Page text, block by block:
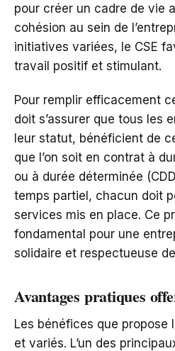
pour créer un cadre de vie
cohésion au sein de
initiatives variées, le CSE
travail positif et stimulant.
Pour remplir efficacement
doit s’assurer que tous les
leur statut, bénéficient de
que l’on soit en contrat à
ou à durée déterminée
temps partiel, chacun doit
services mis en place. Ce
fondamental pour une
solidaire et respectueuse
Avantages pratiques
Les bénéfices que propose
et variés. L’un des